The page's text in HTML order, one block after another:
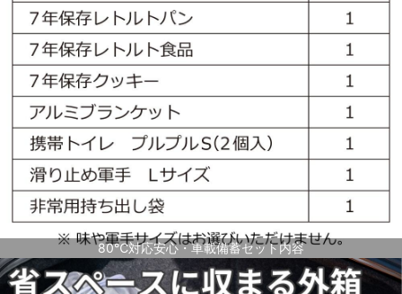
80℃対応安心・車載備蓄セット内容